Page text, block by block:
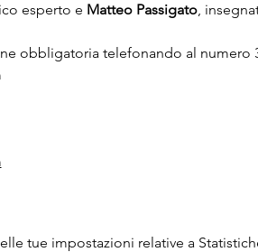
esperto e Matteo Passigato,
obbligatoria telefonando al numero
tue impostazioni relative a